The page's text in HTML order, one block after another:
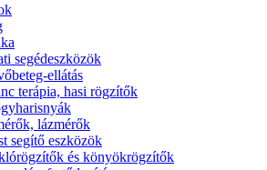
segédeszközök
ellátás
terápia, hasi rögzítők
lázmérők
segítő eszközök
és könyökrögzítők